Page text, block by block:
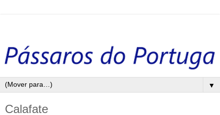
▼
Calafate